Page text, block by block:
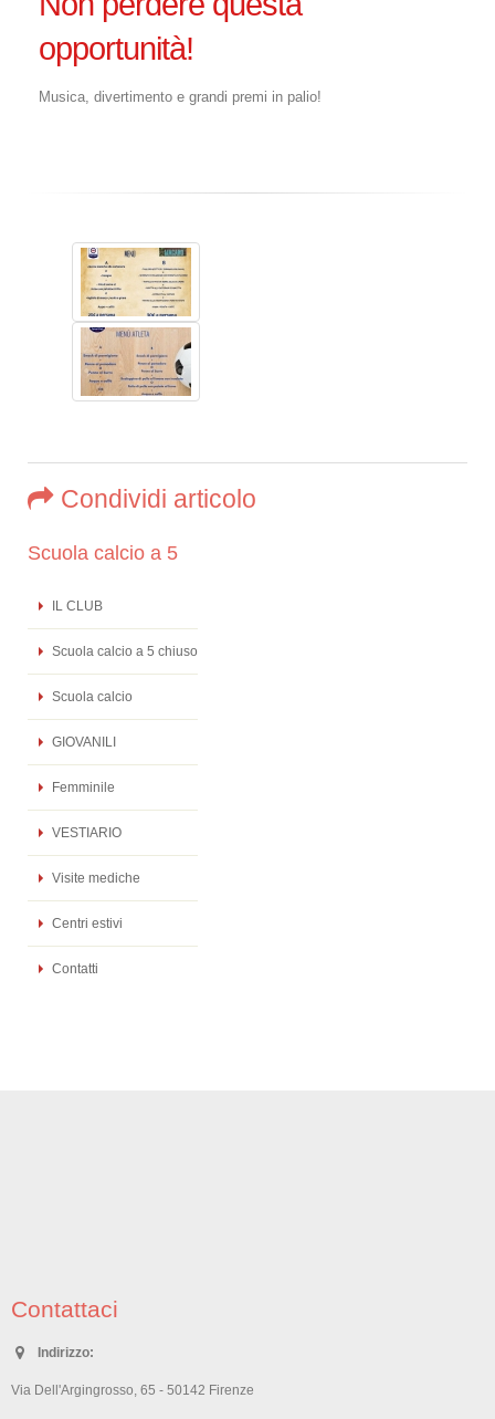
opportunità!
Musica, divertimento e grandi premi in palio!
Condividi articolo
Scuola calcio a 5
IL CLUB
Scuola calcio a 5 chiuso
Scuola calcio
GIOVANILI
Femminile
VESTIARIO
Visite mediche
Centri estivi
Contatti
Contattaci
Indirizzo:
Via Dell'Argingrosso, 65 - 50142 Firenze